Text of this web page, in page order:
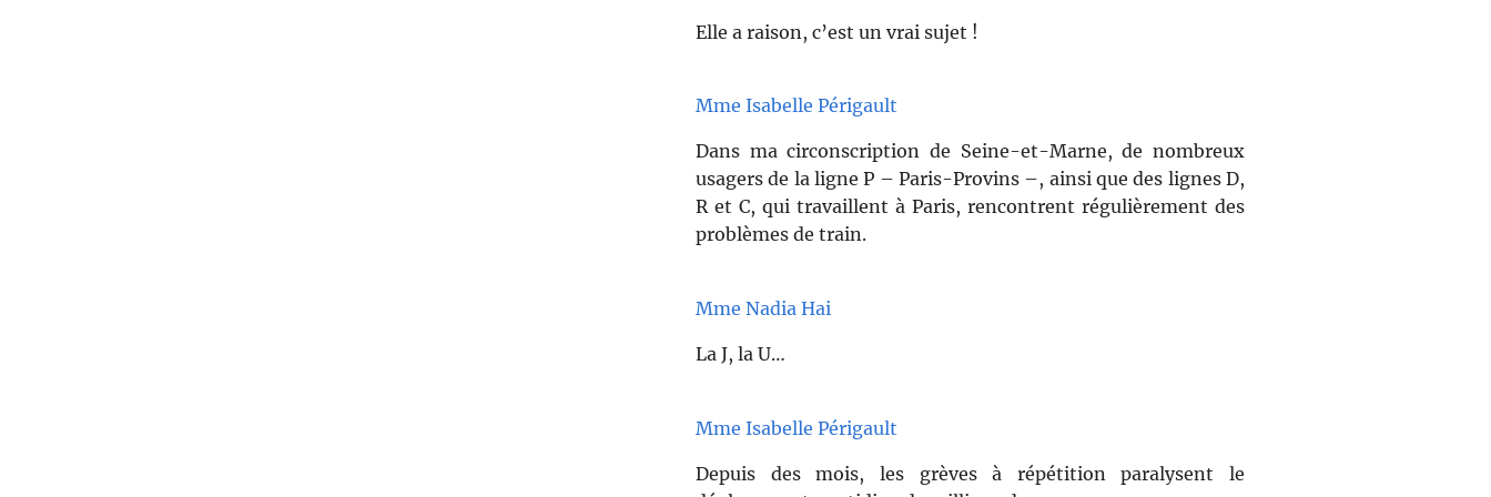
Elle a raison, c’est un vrai sujet !
Mme Isabelle Périgault
Dans ma circonscription de Seine-et-Marne, de nombreux
usagers de la ligne P – Paris-Provins –, ainsi que des lignes D,
R et C, qui travaillent à Paris, rencontrent régulièrement des
problèmes de train.
Mme Nadia Hai
La J, la U…
Mme Isabelle Périgault
Depuis des mois, les grèves à répétition paralysent le